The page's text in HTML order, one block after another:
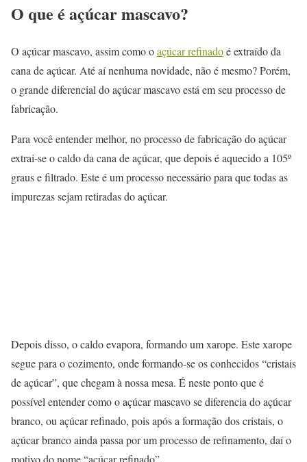
O que é açúcar mascavo?
O açúcar mascavo, assim como oaçúcar refinadoé extraído da
cana de açúcar. Até aí nenhuma novidade, não é mesmo? Porém,
o grande diferencial do açúcar mascavo está em seu processo de
fabricação.
Para você entender melhor, no processo de fabricação do açúcar
extrai-se o caldo da cana de açúcar, que depois é aquecido a 105º
graus e filtrado. Este é um processo necessário para que todas as
impurezas sejam retiradas do açúcar.
Depois disso, o caldo evapora, formando um xarope. Este xarope
segue para o cozimento, onde formando-se os conhecidos “cristais
de açúcar”, que chegam à nossa mesa. É neste ponto que é
possível entender como o açúcar mascavo se diferencia do açúcar
branco, ou açúcar refinado, pois após a formação dos cristais, o
açúcar branco ainda passa por um processo de refinamento, daí o
motivo do nome “açúcar refinado”.